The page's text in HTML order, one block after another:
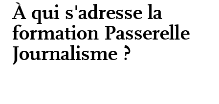
À qui s'adresse la
formation Passerelle
Journalisme ?